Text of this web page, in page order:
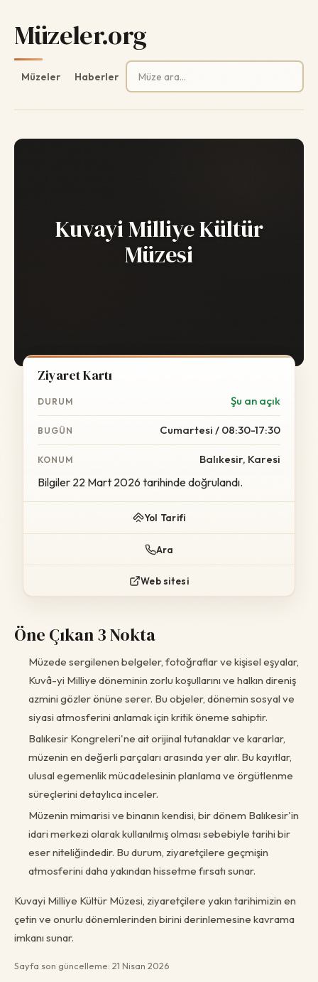
Müzeler.org
Müzeler Haberler
Arama:
Kuvayi Milliye Kültür
Müzesi
Ziyaret Kartı
DURUM Şu an açık
BUGÜN Cumartesi / 08:30-17:30
KONUM Balıkesir, Karesi
Bilgiler 22 Mart 2026 tarihinde doğrulandı.
Yol Tarifi
Ara
Web sitesi
Öne Çıkan 3 Nokta
Müzede sergilenen belgeler, fotoğraflar ve kişisel eşyalar,
Kuvâ-yi Milliye döneminin zorlu koşullarını ve halkın direniş
azmini gözler önüne serer. Bu objeler, dönemin sosyal ve
siyasi atmosferini anlamak için kritik öneme sahiptir.
Balıkesir Kongreleri'ne ait orijinal tutanaklar ve kararlar,
müzenin en değerli parçaları arasında yer alır. Bu kayıtlar,
ulusal egemenlik mücadelesinin planlama ve örgütlenme
süreçlerini detaylıca inceler.
Müzenin mimarisi ve binanın kendisi, bir dönem Balıkesir'in
idari merkezi olarak kullanılmış olması sebebiyle tarihi bir
eser niteliğindedir. Bu durum, ziyaretçilere geçmişin
atmosferini daha yakından hissetme fırsatı sunar.
Kuvayi Milliye Kültür Müzesi, ziyaretçilere yakın tarihimizin en
çetin ve onurlu dönemlerinden birini derinlemesine kavrama
imkanı sunar.
Sayfa son güncelleme: 21 Nisan 2026